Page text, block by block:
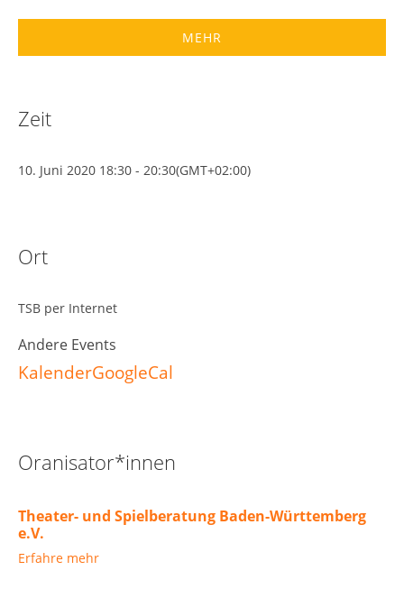
MEHR
Zeit
10. Juni 2020 18:30 - 20:30(GMT+02:00)
Ort
TSB per Internet
Andere Events
KalenderGoogleCal
Oranisator*innen
Theater- und Spielberatung Baden-Württemberg
e.V.
Erfahre mehr